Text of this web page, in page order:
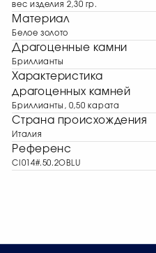
вес изделия 2,30 гр.
Материал
Белое золото
Драгоценные камни
Бриллианты
Характеристика
драгоценных камней
Бриллианты, 0,50 карата
Страна происхождения
Италия
Референс
CI014#.50.2OBLU